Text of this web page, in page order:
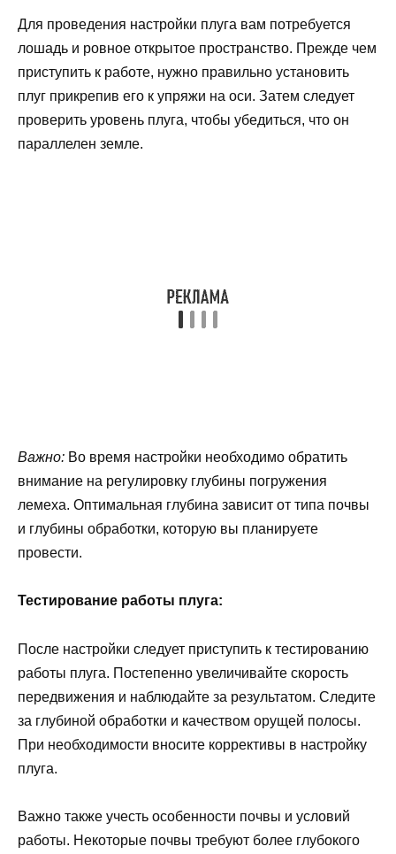
Для проведения настройки плуга вам потребуется
лошадь и ровное открытое пространство. Прежде чем
приступить к работе, нужно правильно установить
плуг прикрепив его к упряжи на оси. Затем следует
проверить уровень плуга, чтобы убедиться, что он
параллелен земле.
Важно: Во время настройки необходимо обратить
внимание на регулировку глубины погружения
лемеха. Оптимальная глубина зависит от типа почвы
и глубины обработки, которую вы планируете
провести.
Тестирование работы плуга:
После настройки следует приступить к тестированию
работы плуга. Постепенно увеличивайте скорость
передвижения и наблюдайте за результатом. Следите
за глубиной обработки и качеством орущей полосы.
При необходимости вносите коррективы в настройку
плуга.
Важно также учесть особенности почвы и условий
работы. Некоторые почвы требуют более глубокого